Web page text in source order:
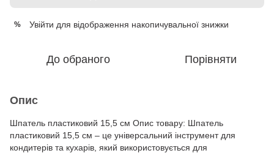
% Увійти для відображення накопичувальної знижки
До обраного Порівняти
Опис
Шпатель пластиковий 15,5 см Опис товару: Шпатель
пластиковий 15,5 см – це універсальний інструмент для
кондитерів та кухарів, який використовується для